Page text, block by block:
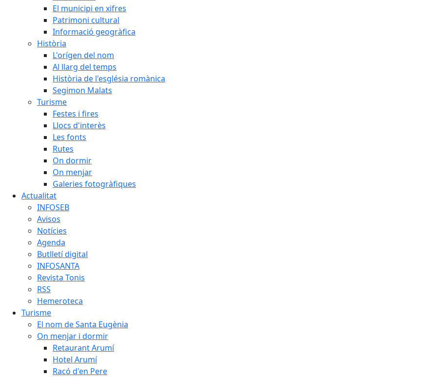
El municipi en xifres
Patrimoni cultural
Informació geogràfica
Història
L'orígen del nom
Al llarg del temps
Història de l'església romànica
Segimon Malats
Turisme
Festes i fires
Llocs d'interès
Les fonts
Rutes
On dormir
On menjar
Galeries fotogràfiques
Actualitat
INFOSEB
Avisos
Notícies
Agenda
Butlletí digital
INFOSANTA
Revista Tonis
RSS
Hemeroteca
Turisme
El nom de Santa Eugènia
On menjar i dormir
Retaurant Arumí
Hotel Arumí
Racó d'en Pere